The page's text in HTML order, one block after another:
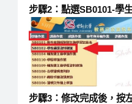
步驟2：點選SB0101-學
步驟3：修改完成後，按